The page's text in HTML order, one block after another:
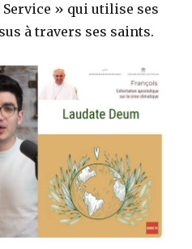
Service » qui utilise ses
à travers ses saints.